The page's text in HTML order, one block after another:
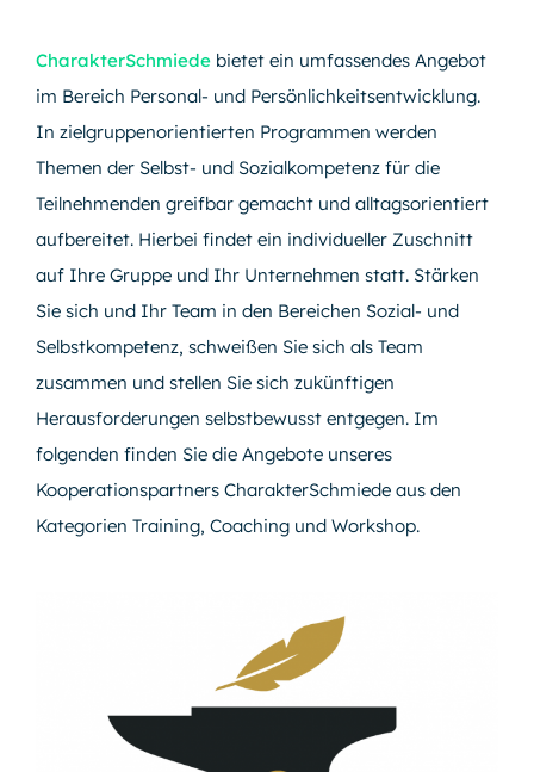
CharakterSchmiede bietet ein umfassendes Angebot
im Bereich Personal- und Persönlichkeitsentwicklung.
In zielgruppenorientierten Programmen werden
Themen der Selbst- und Sozialkompetenz für die
Teilnehmenden greifbar gemacht und alltagsorientiert
aufbereitet. Hierbei findet ein individueller Zuschnitt
auf Ihre Gruppe und Ihr Unternehmen statt. Stärken
Sie sich und Ihr Team in den Bereichen Sozial- und
Selbstkompetenz, schweißen Sie sich als Team
zusammen und stellen Sie sich zukünftigen
Herausforderungen selbstbewusst entgegen. Im
folgenden finden Sie die Angebote unseres
Kooperationspartners CharakterSchmiede aus den
Kategorien Training, Coaching und Workshop.